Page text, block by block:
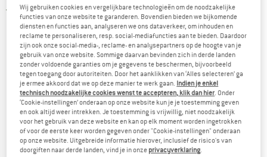
5,0(1)
Wij gebruiken cookies en vergelijkbare technologieën om de noodzakelijke
functies van onze website te garanderen. Bovendien bieden we bijkomende
diensten en functies aan, analyseren we ons dataverkeer, om inhouden en
reclame te personaliseren, resp. social-mediafuncties aan te bieden. Daardoor
zijn ook onze social-media-, reclame- en analysepartners op de hoogte van je
gebruik van onze website. Sommige daarvan bevinden zich in derde landen
zonder voldoende garanties om je gegevens te beschermen, bijvoorbeeld
tegen toegang door autoriteiten. Door het aanklikken van ‘Alles selecteren’ ga
je ermee akkoord dat we op deze manier te werk gaan. Indien je enkel
technisch noodzakelijke cookies wenst te accepteren, klik dan hier. Onder
‘Cookie-instellingen’ onderaan op onze website kun je je toestemming geven
en ook altijd weer intrekken. Je toestemming is vrijwillig, niet noodzakelijk
voor het gebruik van deze website en kan op elk moment worden ingetrokken
of voor de eerste keer worden gegeven onder "Cookie-instellingen" onderaan
op onze website. Uitgebreide informatie hierover, inclusief de risico's van
doorgiften naar derde landen, vind je in onze privacyverklaring.